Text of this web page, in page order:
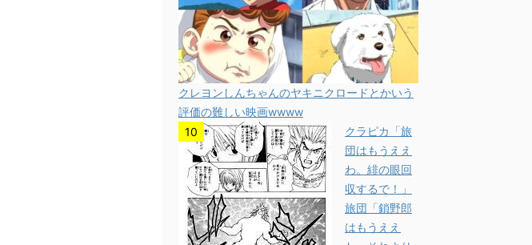
クレヨンしんちゃんのヤキニクロードとかいう
評価の難しい映画wwww
クラピカ「旅
団はもうええ
わ。緋の眼回
収するで！」
旅団「鎖野郎
はもうええ